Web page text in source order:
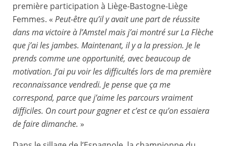
première participation à Liège-Bastogne-Liège
Femmes. « Peut-être qu’il y avait une part de réussite
dans ma victoire à l’Amstel mais j’ai montré sur La Flèche
que j’ai les jambes. Maintenant, il y a la pression. Je le
prends comme une opportunité, avec beaucoup de
motivation. J’ai pu voir les difficultés lors de ma première
reconnaissance vendredi. Je pense que ça me
correspond, parce que j’aime les parcours vraiment
difficiles. On court pour gagner et c’est ce qu’on essaiera
de faire dimanche. »